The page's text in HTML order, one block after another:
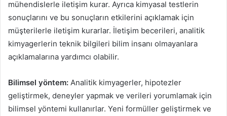
mühendislerle iletişim kurar. Ayrıca kimyasal testlerin
sonuçlarını ve bu sonuçların etkilerini açıklamak için
müşterilerle iletişim kurarlar. İletişim becerileri, analitik
kimyagerlerin teknik bilgileri bilim insanı olmayanlara
açıklamalarına yardımcı olabilir.
Bilimsel yöntem: Analitik kimyagerler, hipotezler
geliştirmek, deneyler yapmak ve verileri yorumlamak için
bilimsel yöntemi kullanırlar. Yeni formüller geliştirmek ve